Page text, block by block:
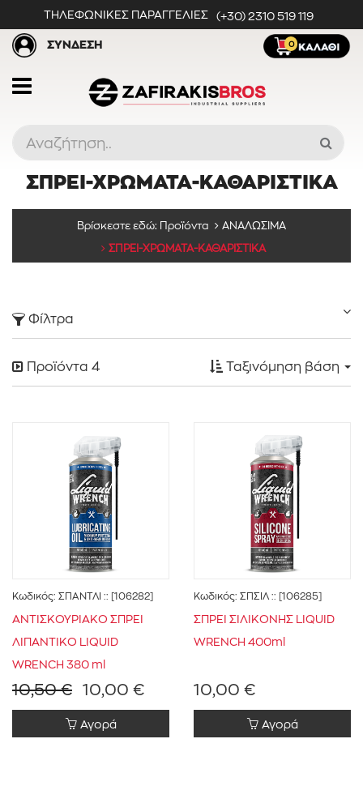
ΤΗΛΕΦΩΝΙΚΕΣ ΠΑΡΑΓΓΕΛΙΕΣ (+30) 2310 519 119
0
ΣΥΝΔΕΣΗ
Κατηγορίες
ΣΠΡΕΙ-ΧΡΩΜΑΤΑ-ΚΑΘΑΡΙΣΤΙΚΑ
Βρίσκεστε εδώ: Προϊόντα
ΑΝΑΛΩΣΙΜΑ
ΣΠΡΕΙ-ΧΡΩΜΑΤΑ-ΚΑΘΑΡΙΣΤΙΚΑ
Φίλτρα
ΣΥΝΟΛΟ ΑΓΟΡΑΣ
0 € - 11 € ΦΙΛΤΡΑΡΙΣΜΑ
Προϊόντα 4 Ταξινόμηση βάση
Κωδικός: ΣΠΑΝΤΛΙ :: [106282]
ΑΝΤΙΣΚΟΥΡΙΑΚΟ ΣΠΡΕΙ
ΛΙΠΑΝΤΙΚΟ LIQUID
WRENCH 380 ml
10,50 € 10,00 €
Αγορά
Κωδικός: ΣΠΣΙΛ :: [106285]
ΣΠΡΕΙ ΣΙΛΙΚΟΝΗΣ LIQUID
WRENCH 400ml
10,00 €
Αγορά